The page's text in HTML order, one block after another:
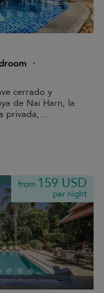
·
cerrado y
de Nai Harn, la
privada,
de
from 159 USD
per night